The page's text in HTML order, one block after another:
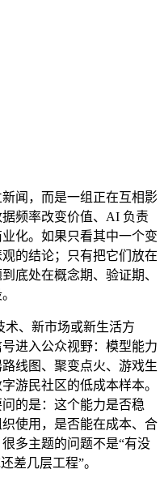
闻，而是一组正在互相影
频率改变价值、AI 负责
化。如果只看其中一个变
的结论；只有把它们放在
底处在概念期、验证期、
术、新市场或新生活方
进入公众视野：模型能力
线图、聚变点火、游戏生
游民社区的低成本样本。
的是：这个能力是否稳
使用，是否能在成本、合
多主题的问题不是“有没
差几层工程”。